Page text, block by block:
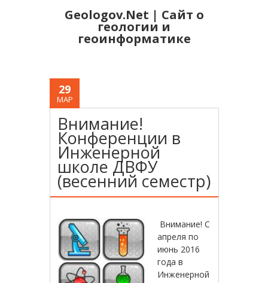
Geologov.Net | Сайт о
геологии и
геоинформатике
29
МАР
Внимание!
Конференции в
Инженерной
школе ДВФУ
(весенний семестр)
Внимание! С
апреля по
июнь 2016
года в
Инженерной